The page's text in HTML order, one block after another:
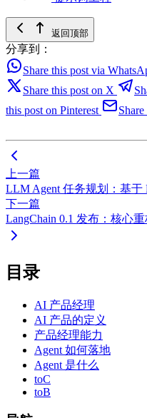
返回顶部
分享到：
Share this post via
Share this post on X
this post on Pinterest
上一篇
LLM Agent 任务规划：基于
下一篇
LangChain 0.1 发布：核心
目录
AI 产品经理
AI 产品的定义
产品经理能力
Agent 如何落地
Agent 是什么
toC
toB